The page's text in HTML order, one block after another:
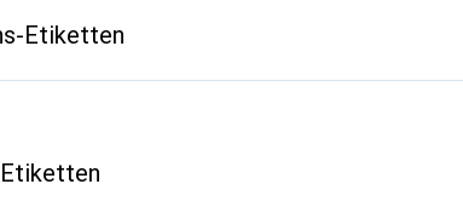
Etiketten
Etiketten